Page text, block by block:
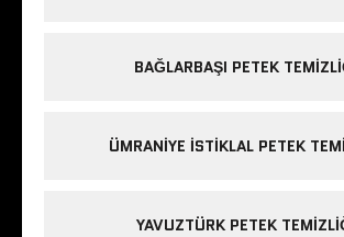
BAĞLARBAŞI PETEK
ÜMRANIYE ISTIKLAL PETEK
YAVUZTÜRK PETEK